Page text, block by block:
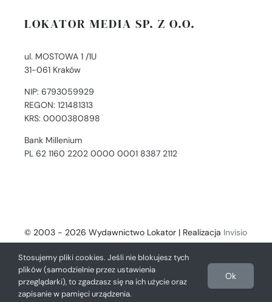
LOKATOR MEDIA SP. Z O.O.
ul. MOSTOWA 1 /1U
31-061 Kraków
NIP: 6793059929
REGON: 121481313
KRS: 0000380898
Bank Millenium
PL 62 1160 2202 0000 0001 8387 2112
© 2003 - 2026 Wydawnictwo Lokator | Realizacja Invisio
- Digital Solutions
Stosujemy pliki cookies. Jeśli nie blokujesz tych
plików (samodzielnie przez ustawienia
przeglądarki), to zgadzasz się na ich użycie oraz
zapisanie w pamięci urządzenia.
Ok